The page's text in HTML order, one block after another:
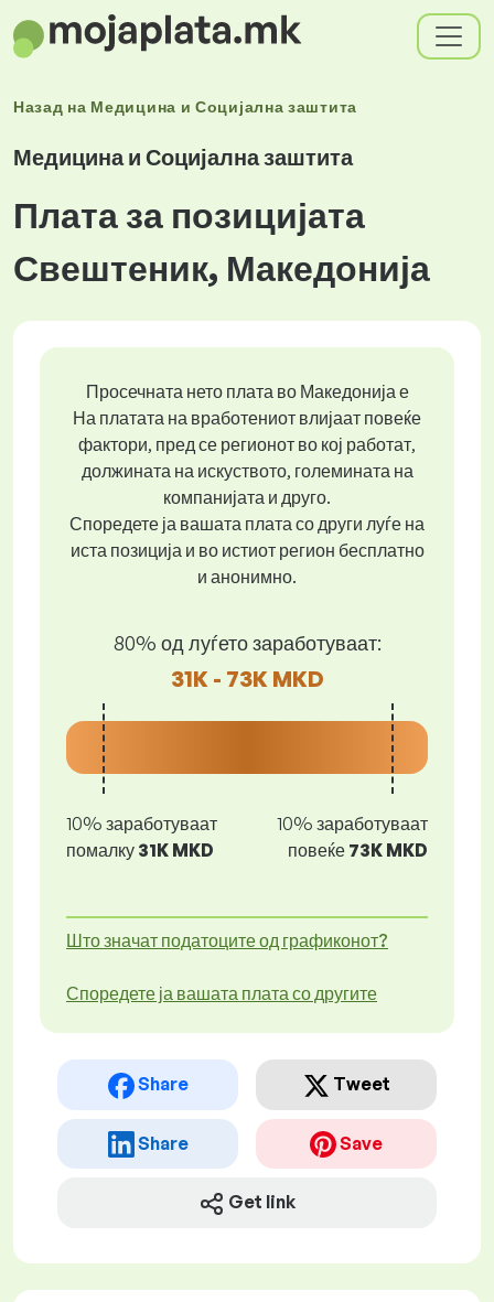
Назад на Медицина и Социјална заштита
Медицина и Социјална заштита
Плата за позицијата
Свештеник, Македонија
Просечната нето плата во Македонија е
На платата на вработениот влијаат повеќе
фактори, пред се регионот во кој работат,
должината на искуството, големината на
компанијата и друго.
Споредете ја вашата плата со други луѓе на
иста позиција и во истиот регион бесплатно
и анонимно.
80% од луѓето заработуваат:
31K - 73K MKD
10% заработуваат
помалку 31K MKD
10% заработуваат
повеќе 73K MKD
Што значат податоците од графиконот?
Споредете ја вашата плата со другите
Share Tweet
Share Save
Get link